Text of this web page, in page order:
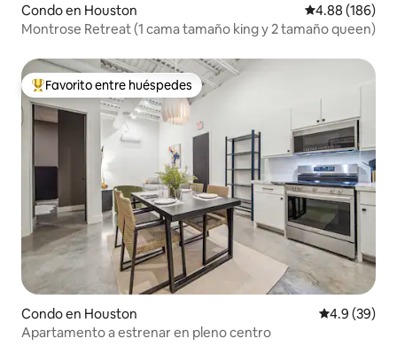
Condo en Houston Calificación
4.88 (186)
Montrose Retreat (1 cama tamaño king y 2 tamaño queen)
Favorito entre huéspedes preferido
Favorito entre huéspedes
Condo en Houston Calificación
4.9 (39)
Apartamento a estrenar en pleno centro